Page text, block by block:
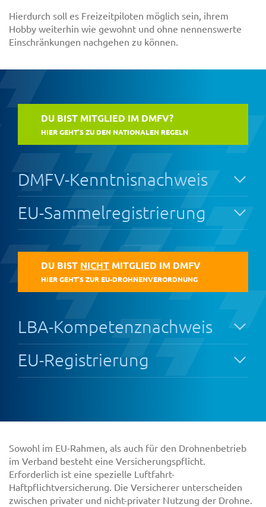
Hierdurch soll es Freizeitpiloten möglich sein, ihrem
Hobby weiterhin wie gewohnt und ohne nennenswerte
Einschränkungen nachgehen zu können.
DU BIST MITGLIED IM DMFV?
HIER GEHT’S ZU DEN NATIONALEN REGELN
DMFV-Kenntnisnachweis
EU-Sammelregistrierung
DU BIST NICHT MITGLIED IM DMFV
HIER GEHT’S ZUR EU-DROHNENVERORDNUNG
LBA-Kompetenznachweis
EU-Registrierung
Sowohl im EU-Rahmen, als auch für den Drohnenbetrieb
im Verband besteht eine Versicherungspflicht.
Erforderlich ist eine spezielle Luftfahrt-
Haftpflichtversicherung. Die Versicherer unterscheiden
zwischen privater und nicht-privater Nutzung der Drohne.